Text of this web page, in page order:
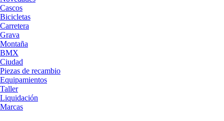
Cascos
Bicicletas
Carretera
Grava
Montaña
BMX
Ciudad
Piezas de recambio
Equipamientos
Taller
Liquidación
Marcas